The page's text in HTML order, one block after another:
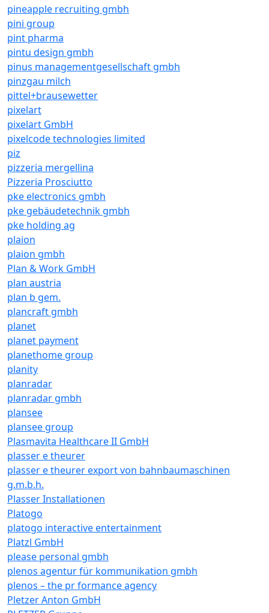
pineapple recruiting gmbh
pini group
pint pharma
pintu design gmbh
pinus managementgesellschaft gmbh
pinzgau milch
pittel+brausewetter
pixelart
pixelart GmbH
pixelcode technologies limited
piz
pizzeria mergellina
Pizzeria Prosciutto
pke electronics gmbh
pke gebäudetechnik gmbh
pke holding ag
plaion
plaion gmbh
Plan & Work GmbH
plan austria
plan b gem.
plancraft gmbh
planet
planet payment
planethome group
planity
planradar
planradar gmbh
plansee
plansee group
Plasmavita Healthcare II GmbH
plasser e theurer
plasser e theurer export von bahnbaumaschinen
g.m.b.h.
Plasser Installationen
Platogo
platogo interactive entertainment
Platzl GmbH
please personal gmbh
plenos agentur für kommunikation gmbh
plenos – the pr formance agency
Pletzer Anton GmbH